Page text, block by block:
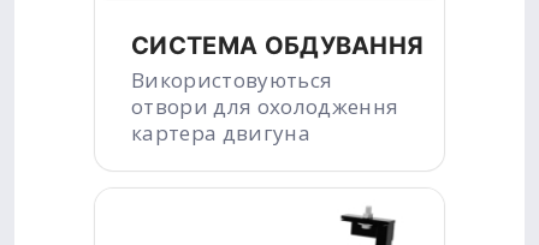
СИСТЕМА ОБДУВАННЯ
Використовуються
отвори для охолодження
картера двигуна